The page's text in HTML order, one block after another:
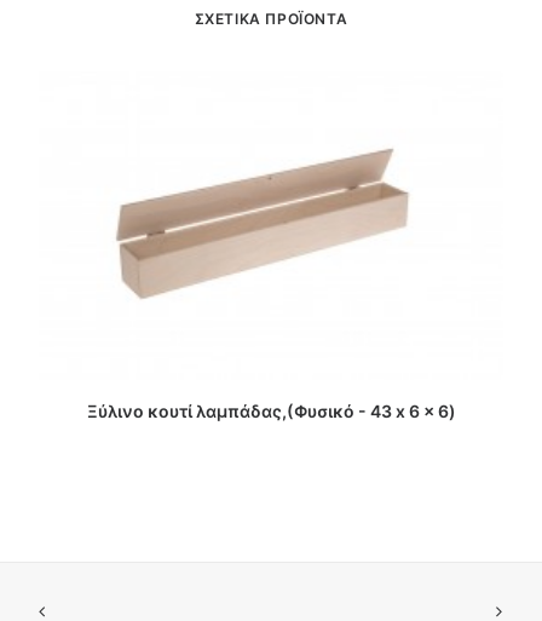
ΣΧΕΤΙΚΑ ΠΡΟΪΟΝΤΑ
ΔΙΑΒΑΣΤΕ ΠΕΡΙΣΣΟΤΕΡΑ
Ξύλινο κουτί λαμπάδας,(Φυσικό - 43 x 6 x 6)